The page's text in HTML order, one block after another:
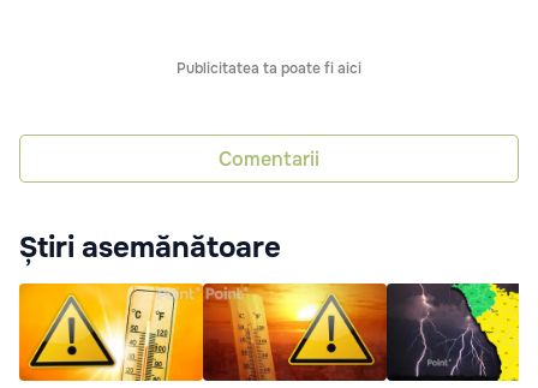
Publicitatea ta poate fi aici
Comentarii
Știri asemănătoare